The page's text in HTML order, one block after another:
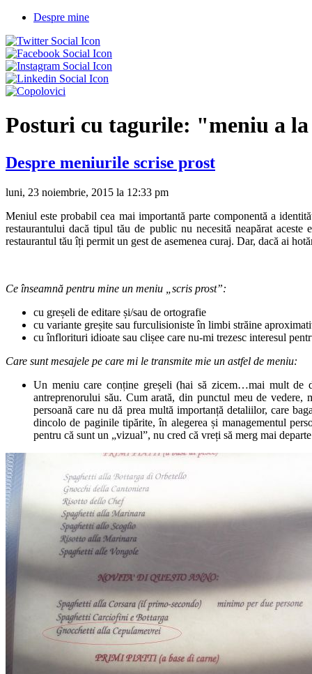
Despre mine
Posturi cu tagurile: "meniu a
Despre meniurile scrise prost
luni, 23 noiembrie, 2015 la 12:33 pm
Meniul este probabil cea mai importantă parte componentă a
restaurantului dacă tipul tău de public nu necesită neapărat
restaurantul tău îți permit un gest de asemenea curaj. Dar, dacă ai
Ce înseamnă pentru mine un meniu „scris prost”:
cu greșeli de editare și/sau de ortografie
cu variante greșite sau furculisioniste în limbi străine
cu înflorituri idioate sau clișee care nu-mi trezesc interesul
Care sunt mesajele pe care mi le transmite mie un astfel de meniu:
Un meniu care conține greșeli (hai să zicem…mai mult de
antreprenorului său. Cum arată, din punctul meu de vedere,
persoană care nu dă prea multă importanță detaliilor, care
dincolo de paginile tipărite, în alegerea și managementul
pentru că sunt un „vizual”, nu cred că vreți să merg mai